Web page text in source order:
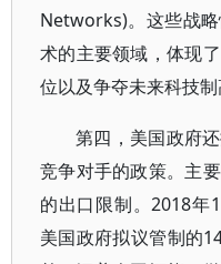
Networks)。这些战
术的主要领域，体现
位以及争夺未来科技制
第四，美国政府
竞争对手的政策。主
的出口限制。2018年
美国政府拟议管制的